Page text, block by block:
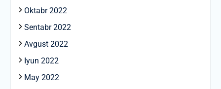
Oktabr 2022
Sentabr 2022
Avgust 2022
Iyun 2022
May 2022